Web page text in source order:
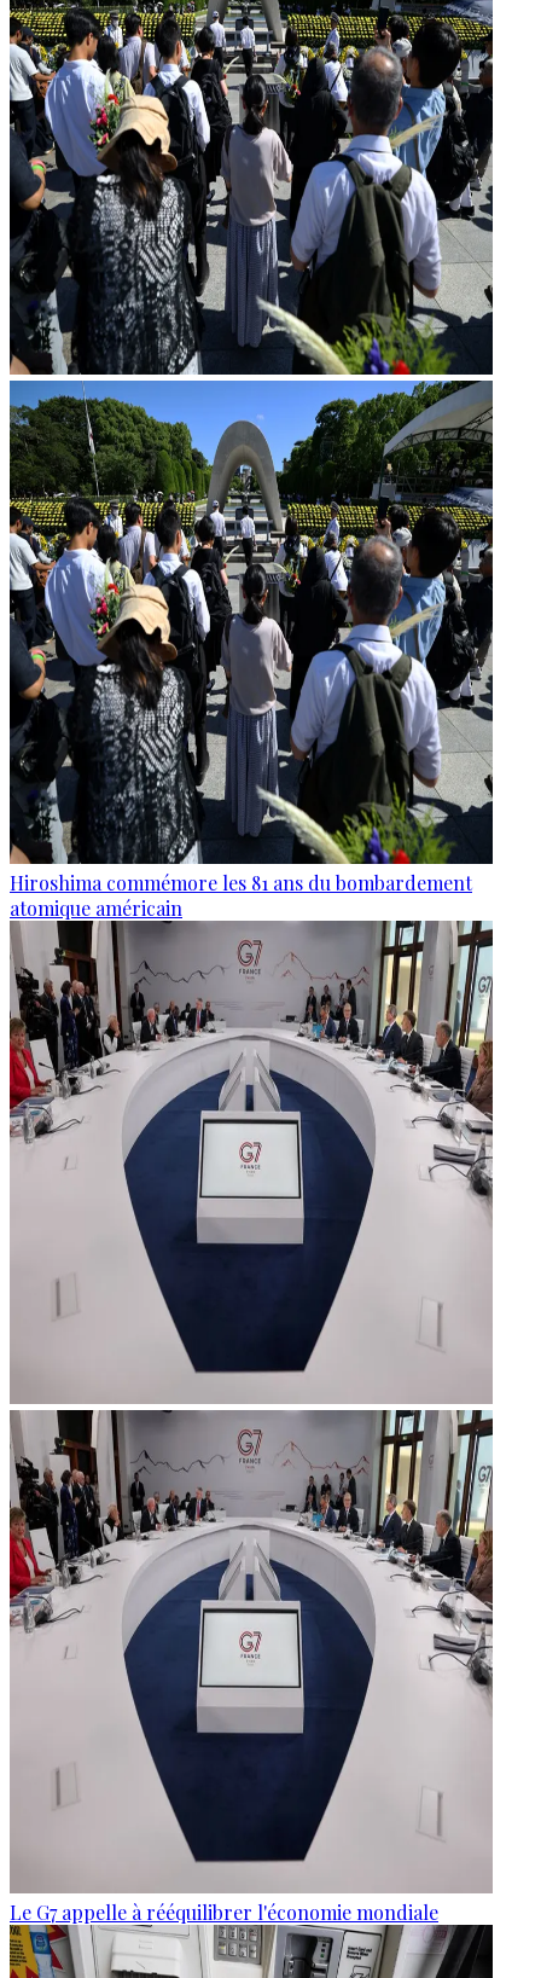
Hiroshima commémore les 81 ans du bombardement
atomique américain
Le G7 appelle à rééquilibrer l'économie mondiale